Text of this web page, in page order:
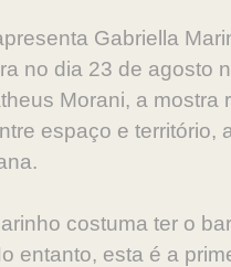
Gabriella
no dia 23 de agosto
Morani, a
espaço e território,
costuma ter o
entanto, esta é a